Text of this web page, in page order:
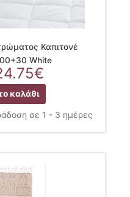
Καπιτονέ
White
€
τρέχουσα
τιμή
είναι:
24.75€.
καλάθι
σε 1 - 3 ημέρες